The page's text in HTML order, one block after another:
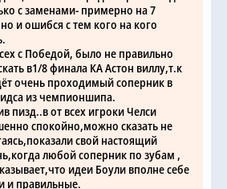
с заменами- примерно на 7
и ошибся с тем кого на кого
с Победой, было не правильно
в1/8 финала КА Астон виллу,т.к
очень проходимый соперник в
из чемпионшипа.
пизд..в от всех игроки Челси
спокойно,можно сказать не
свой настоящий
любой соперник по зубам ,
идеи Боули вполне себе
и правильные.